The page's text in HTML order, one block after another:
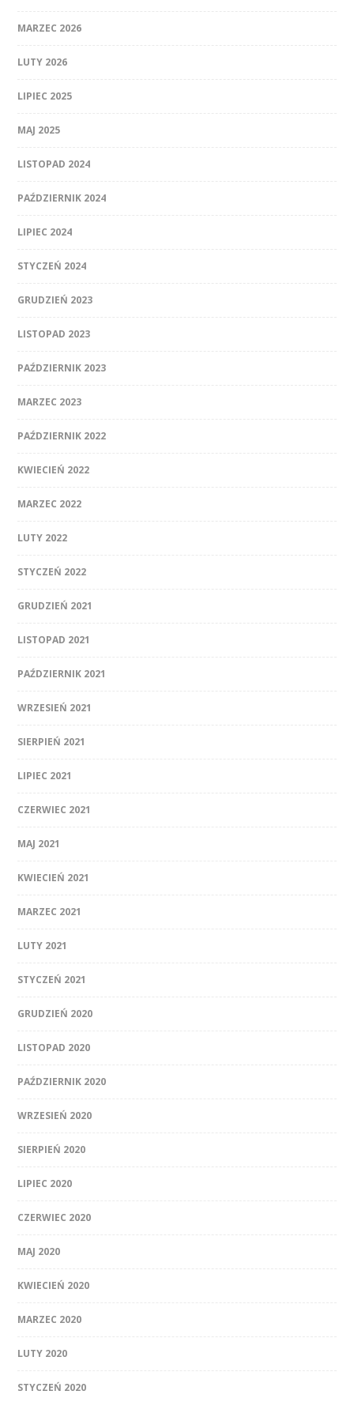
MARZEC 2026
LUTY 2026
LIPIEC 2025
MAJ 2025
LISTOPAD 2024
PAŹDZIERNIK 2024
LIPIEC 2024
STYCZEŃ 2024
GRUDZIEŃ 2023
LISTOPAD 2023
PAŹDZIERNIK 2023
MARZEC 2023
PAŹDZIERNIK 2022
KWIECIEŃ 2022
MARZEC 2022
LUTY 2022
STYCZEŃ 2022
GRUDZIEŃ 2021
LISTOPAD 2021
PAŹDZIERNIK 2021
WRZESIEŃ 2021
SIERPIEŃ 2021
LIPIEC 2021
CZERWIEC 2021
MAJ 2021
KWIECIEŃ 2021
MARZEC 2021
LUTY 2021
STYCZEŃ 2021
GRUDZIEŃ 2020
LISTOPAD 2020
PAŹDZIERNIK 2020
WRZESIEŃ 2020
SIERPIEŃ 2020
LIPIEC 2020
CZERWIEC 2020
MAJ 2020
KWIECIEŃ 2020
MARZEC 2020
LUTY 2020
STYCZEŃ 2020